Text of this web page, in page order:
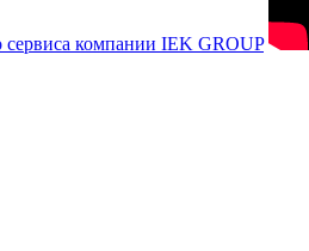
сервиса компании IEK GROUP